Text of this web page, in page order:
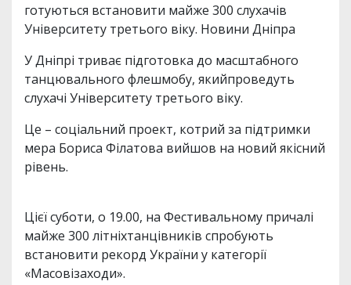
готуються встановити майже 300 слухачів
Університету третього віку. Новини Дніпра
У Дніпрі триває підготовка до масштабного
танцювального флешмобу, якийпроведуть
слухачі Університету третього віку.
Це – соціальний проект, котрий за підтримки
мера Бориса Філатова вийшов на новий якісний
рівень.
Цієї суботи, о 19.00, на Фестивальному причалі
майже 300 літніхтанцівників спробують
встановити рекорд України у категорії
«Масовізаходи».